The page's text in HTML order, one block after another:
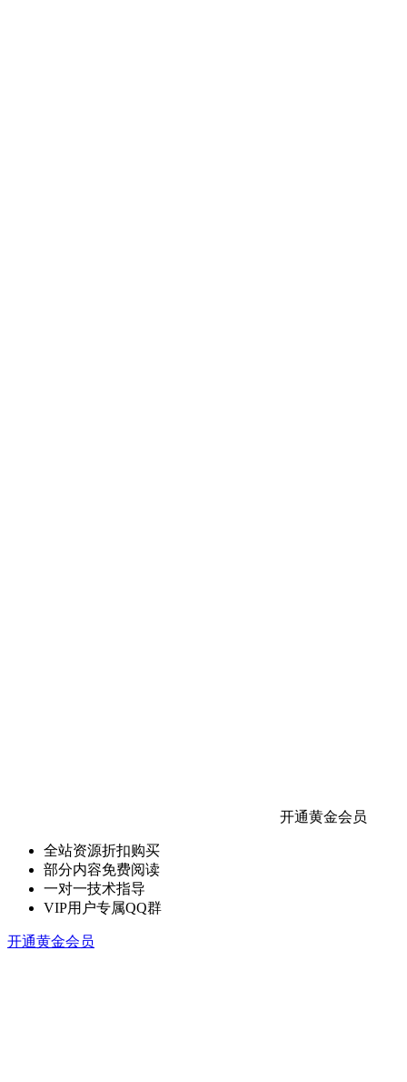
开通黄金会员
全站资源折扣购买
部分内容免费阅读
一对一技术指导
VIP用户专属QQ群
开通黄金会员